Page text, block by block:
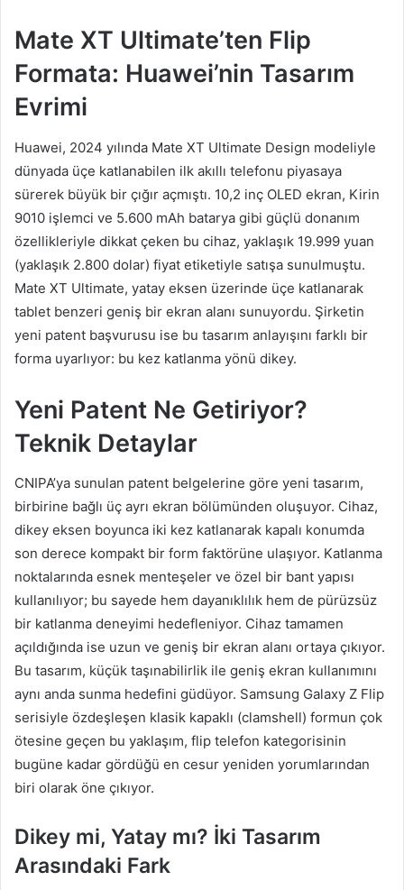
Mate XT Ultimate’ten Flip
Formata: Huawei’nin Tasarım
Evrimi
Huawei, 2024 yılında Mate XT Ultimate Design modeliyle
dünyada üçe katlanabilen ilk akıllı telefonu piyasaya
sürerek büyük bir çığır açmıştı. 10,2 inç OLED ekran, Kirin
9010 işlemci ve 5.600 mAh batarya gibi güçlü donanım
özellikleriyle dikkat çeken bu cihaz, yaklaşık 19.999 yuan
(yaklaşık 2.800 dolar) fiyat etiketiyle satışa sunulmuştu.
Mate XT Ultimate, yatay eksen üzerinde üçe katlanarak
tablet benzeri geniş bir ekran alanı sunuyordu. Şirketin
yeni patent başvurusu ise bu tasarım anlayışını farklı bir
forma uyarlıyor: bu kez katlanma yönü dikey.
Yeni Patent Ne Getiriyor?
Teknik Detaylar
CNIPA’ya sunulan patent belgelerine göre yeni tasarım,
birbirine bağlı üç ayrı ekran bölümünden oluşuyor. Cihaz,
dikey eksen boyunca iki kez katlanarak kapalı konumda
son derece kompakt bir form faktörüne ulaşıyor. Katlanma
noktalarında esnek menteşeler ve özel bir bant yapısı
kullanılıyor; bu sayede hem dayanıklılık hem de pürüzsüz
bir katlanma deneyimi hedefleniyor. Cihaz tamamen
açıldığında ise uzun ve geniş bir ekran alanı ortaya çıkıyor.
Bu tasarım, küçük taşınabilirlik ile geniş ekran kullanımını
aynı anda sunma hedefini güdüyor. Samsung Galaxy Z Flip
serisiyle özdeşleşen klasik kapaklı (clamshell) formun çok
ötesine geçen bu yaklaşım, flip telefon kategorisinin
bugüne kadar gördüğü en cesur yeniden yorumlarından
biri olarak öne çıkıyor.
Dikey mi, Yatay mı? İki Tasarım
Arasındaki Fark